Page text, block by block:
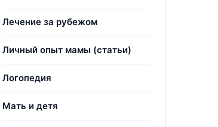
Лечение за рубежом
Личный опыт мамы (статьи)
Логопедия
Мать и детя